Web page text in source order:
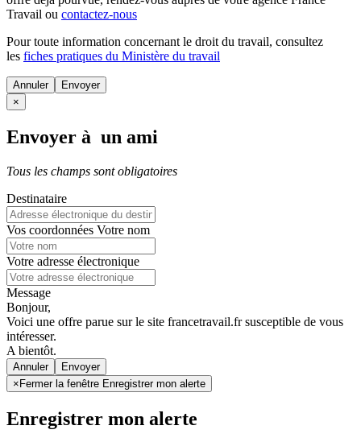
Travail ou contactez-nous
Pour toute information concernant le droit du travail, consultez
les fiches pratiques du Ministère du travail
Annuler
×
Envoyer à un ami
Tous les champs sont obligatoires
Destinataire
Vos coordonnées Votre nom
Votre adresse électronique
Message
Bonjour,
Voici une offre parue sur le site francetravail.fr susceptible de vous
intéresser.
A bientôt.
Annuler
× Fermer la fenêtre Enregistrer mon alerte
Enregistrer mon alerte